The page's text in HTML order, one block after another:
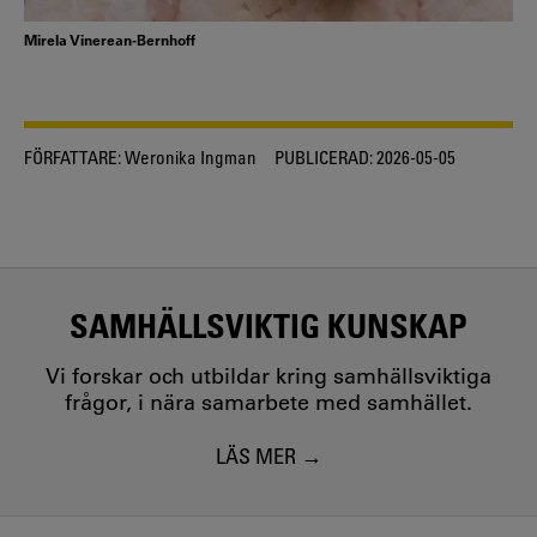
Mirela Vinerean-Bernhoff
FÖRFATTARE:Weronika Ingman PUBLICERAD:2026-05-05
SAMHÄLLSVIKTIG KUNSKAP
Vi forskar och utbildar kring samhällsviktiga
frågor, i nära samarbete med samhället.
LÄS MER